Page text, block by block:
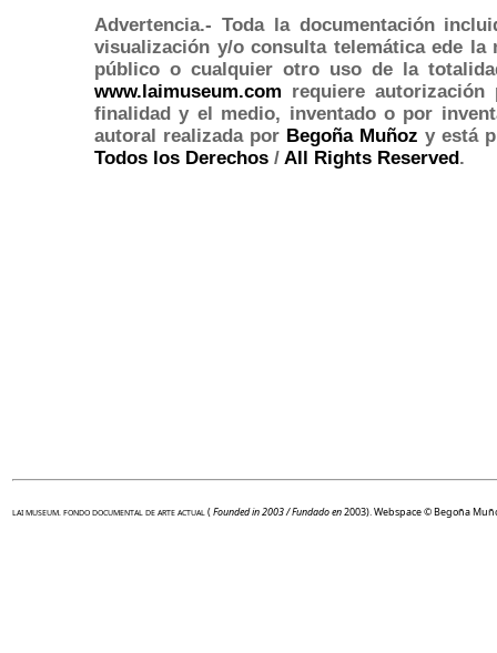
Advertencia.- Toda la documentación
visualización y/o consulta telemática ede
público o cualquier otro uso de la
www.laimuseum.com requiere
finalidad y el medio, inventado o por
autoral realizada por Begoña Muñoz y está
Todos los Derechos / All Rights Reserved.
LAI MUSEUM. FONDO DOCUMENTAL DE ARTE ACTUAL (Founded in 2003 / Fundado en2003). Webspace ©Begoña